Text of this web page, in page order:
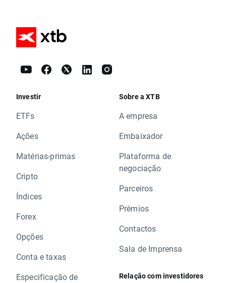
Investir
ETFs
Ações
Matérias-primas
Cripto
Índices
Forex
Opções
Conta e taxas
Especificação de
Sobre a XTB
A empresa
Embaixador
Plataforma de
negociação
Parceiros
Prémios
Contactos
Sala de Imprensa
Relação com investidores